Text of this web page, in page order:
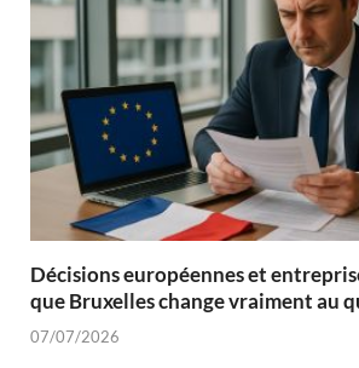
Décisions européennes et
que Bruxelles change vraiment au
07/07/2026